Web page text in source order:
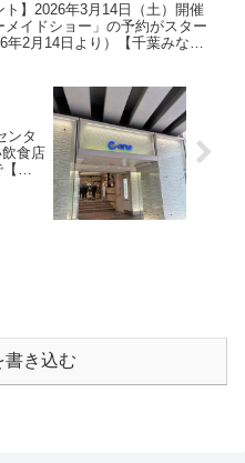
ト】2026年3月14日（土）開催
メイドショー」の予約がスター
年2月14日より）【千葉みな
ンタ
食店
千
書き込む